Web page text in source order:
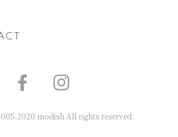
2020 modish All rights reserved.